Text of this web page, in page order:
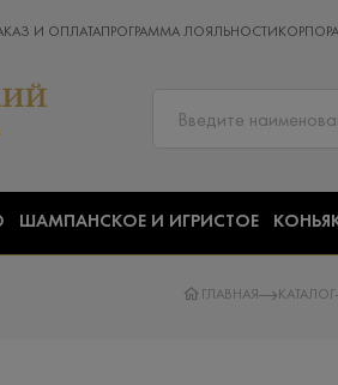
И ОПЛАТАПРОГРАММА ЛОЯЛЬНОСТИ
ШАМПАНСКОЕ И ИГРИСТОЕ
ГЛАВНАЯ КАТАЛОГ